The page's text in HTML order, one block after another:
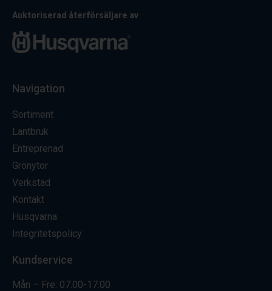
Auktoriserad återförsäljare av
Navigation
Sortiment
Lantbruk
Entreprenad
Grönytor
Verkstad
Kontakt
Husqvarna
Integritetspolicy
Kundservice
Mån – Fre: 07.00-17.00